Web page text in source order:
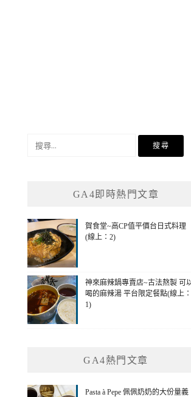
GA4即時熱門文章
賀食堂~高CP值平價台日式料理
(線上：2)
神來麻辣鍋專賣店~古法熬製 可
喝的麻辣湯 平台限定餐點(線上：
1)
GA4熱門文章
Pasta à Pepe 佩佩奶奶的大份量義